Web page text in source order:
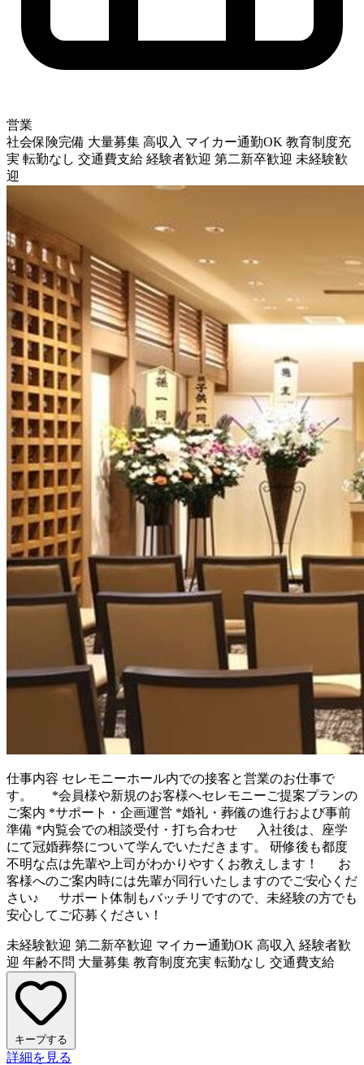
営業
社会保険完備 大量募集 高収入 マイカー通勤OK 教育制度充
実 転勤なし 交通費支給 経験者歓迎 第二新卒歓迎 未経験歓
迎
仕事内容 セレモニーホール内での接客と営業のお仕事で
す。 *会員様や新規のお客様へセレモニーご提案プランの
ご案内 *サポート・企画運営 *婚礼・葬儀の進行および事前
準備 *内覧会での相談受付・打ち合わせ 入社後は、座学
にて冠婚葬祭について学んでいただきます。 研修後も都度
不明な点は先輩や上司がわかりやすくお教えします！ お
客様へのご案内時には先輩が同行いたしますのでご安心くだ
さい♪ サポート体制もバッチリですので、未経験の方でも
安心してご応募ください！
未経験歓迎 第二新卒歓迎 マイカー通勤OK 高収入 経験者歓
迎 年齢不問 大量募集 教育制度充実 転勤なし 交通費支給
キープする
詳細を見る